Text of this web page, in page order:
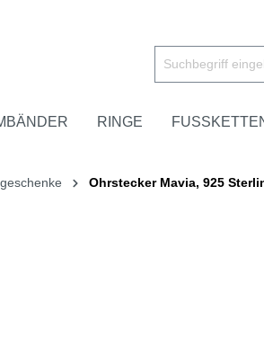
RINGE
Ohrstecker Mavia, 925